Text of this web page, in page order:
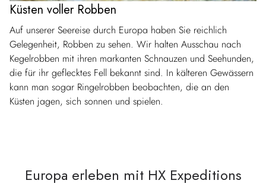
Küsten voller Robben
Auf unserer Seereise durch Europa haben Sie reichlich
Gelegenheit, Robben zu sehen. Wir halten Ausschau nach
Kegelrobben mit ihren markanten Schnauzen und Seehunden,
die für ihr geflecktes Fell bekannt sind. In kälteren Gewässern
kann man sogar Ringelrobben beobachten, die an den
Küsten jagen, sich sonnen und spielen.
Europa erleben mit HX Expeditions